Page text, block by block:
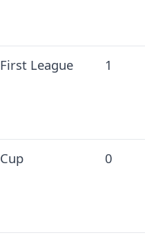
First League 1
Cup 0